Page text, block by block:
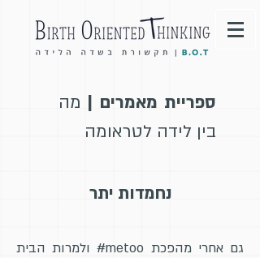
ספריית מאמרים | מה
בין לידה לטראומה
נחמדות יתר
גם אחרי מהפכת metoo# ולמרות הבית